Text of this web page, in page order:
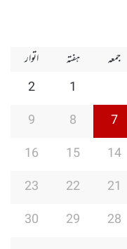
جمعہ ہفتہ
اتوار
1
2
7
8
9
14
15
16
21
22
23
28
29
30